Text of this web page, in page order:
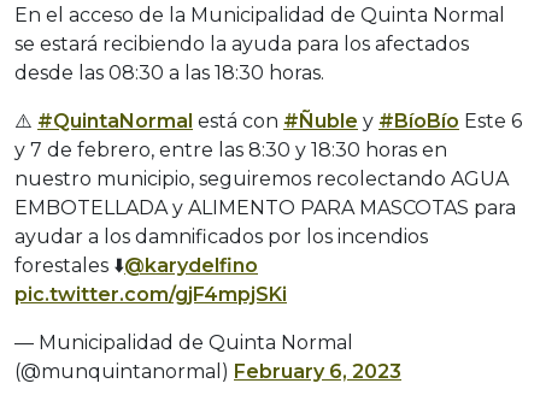
En el acceso de la Municipalidad de Quinta Normal
se estará recibiendo la ayuda para los afectados
desde las 08:30 a las 18:30 horas.
⚠️ #QuintaNormal está con #Ñuble y #BíoBío Este 6
y 7 de febrero, entre las 8:30 y 18:30 horas en
nuestro municipio, seguiremos recolectando AGUA
EMBOTELLADA y ALIMENTO PARA MASCOTAS para
ayudar a los damnificados por los incendios
forestales ⬇️@karydelfino
pic.twitter.com/gjF4mpjSKi
— Municipalidad de Quinta Normal
(@munquintanormal) February 6, 2023